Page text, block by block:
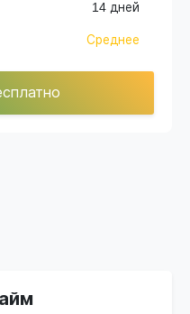
14 дней
Среднее